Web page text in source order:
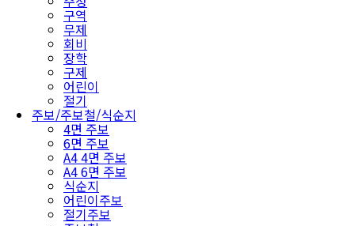
구역
무제
회비
장학
구제
어린이
절기
주보/주보철/식순지
4면 주보
6면 주보
A4 4면 주보
A4 6면 주보
식순지
어린이주보
절기주보